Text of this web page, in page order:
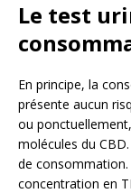
Le test
En principe, la
présente aucun
ou
molécules du
de consommation.
concentration en